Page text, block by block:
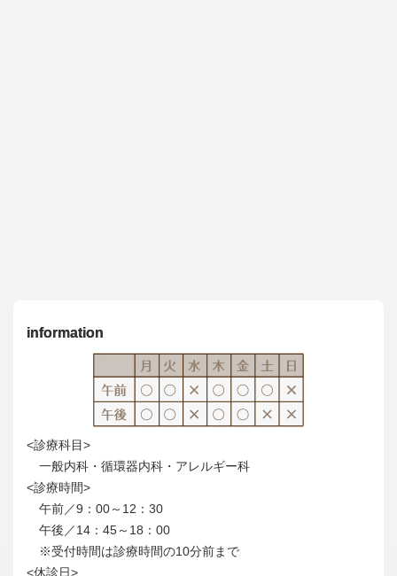
information
<診療科目>
一般内科・循環器内科・アレルギー科
<診療時間>
午前／9：00～12：30
午後／14：45～18：00
※受付時間は診療時間の10分前まで
<休診日>